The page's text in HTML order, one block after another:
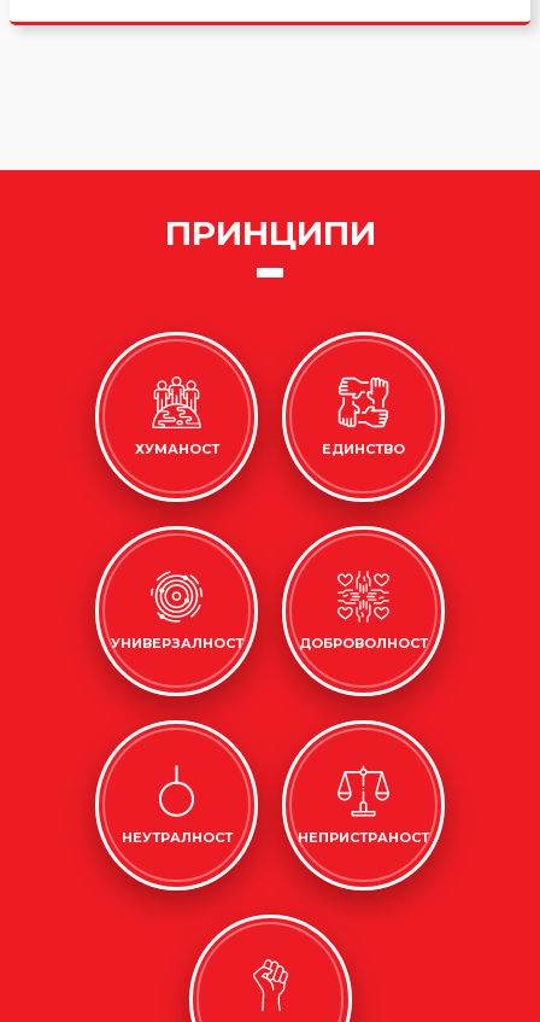
ПРИНЦИПИ
ХУМАНОСТ ЕДИНСТВО
УНИВЕРЗАЛНОСТ ДОБРОВОЛНОСТ
НЕУТРАЛНОСТ НЕПРИСТРАНОСТ